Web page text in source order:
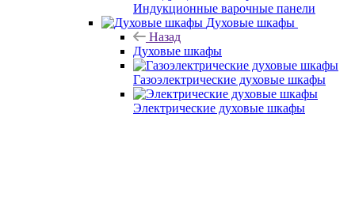
Индукционные варочные панели
Духовые шкафы
Назад
Духовые шкафы
Газоэлектрические духовые шкафы
Электрические духовые шкафы